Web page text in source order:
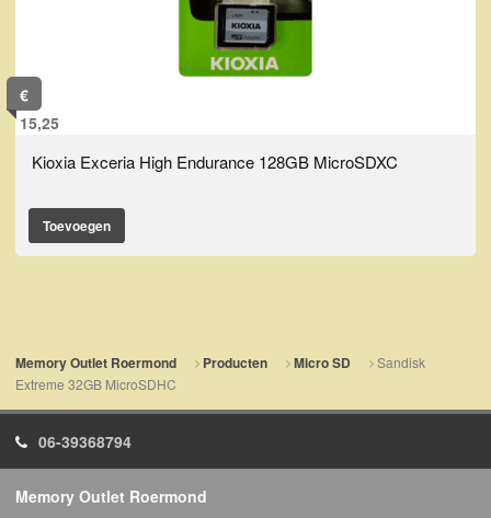
€
15,25
Kioxia Exceria High Endurance 128GB MicroSDXC
Toevoegen
Memory Outlet Roermond Producten Micro SD
Sandisk
Extreme 32GB MicroSDHC
06-39368794
Memory Outlet Roermond